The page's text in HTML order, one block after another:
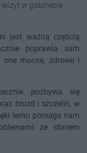
w gabinecie
jest ważną częścią
poprawia sam
mocne, zdrowe i
pozbywa się
bruzd i szczelin, w
temu pomaga nam
ze stanem